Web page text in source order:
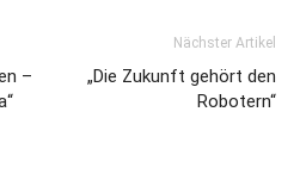
–
Nächster Artikel
„Die Zukunft gehört den
Robotern“